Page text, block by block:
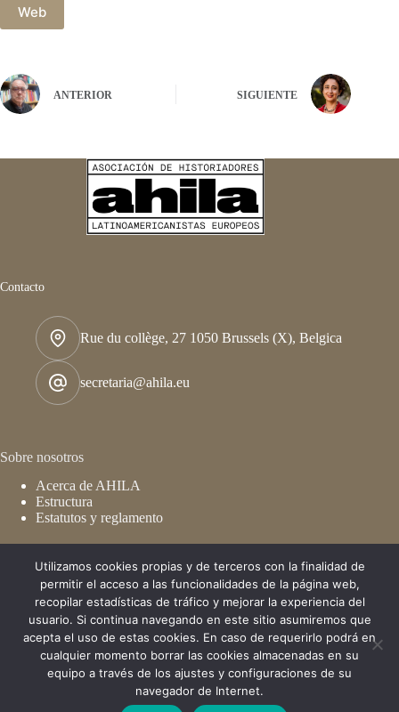
Web
ANTERIOR SIGUIENTE
Contacto
Rue du collège, 27 1050 Brussels (X), Belgica
secretaria@ahila.eu
Sobre nosotros
Acerca de AHILA
Estructura
Estatutos y reglamento
De interés
Congresos
Membresía
Publicaciones
AHILA - Asociación de Historiadores Latinoamericanistas
Europeos. Todos los derechos reservados © 2026 - Soportada
pormarango.com.co
Utilizamos cookies propias y de terceros con la finalidad de
permitir el acceso a las funcionalidades de la página web,
recopilar estadísticas de tráfico y mejorar la experiencia del
usuario. Si continua navegando en este sitio asumiremos que
acepta el uso de estas cookies. En caso de requerirlo podrá en
cualquier momento borrar las cookies almacenadas en su
equipo a través de los ajustes y configuraciones de su
navegador de Internet.